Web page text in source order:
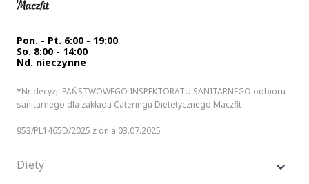
Pon. - Pt. 6:00 - 19:00
So. 8:00 - 14:00
Nd. nieczynne
*Nr decyzji PAŃSTWOWEGO INSPEKTORATU SANITARNEGO odbioru
sanitarnego dla zakładu Cateringu Dietetycznego Maczfit
953/PL1465D/2025 z dnia 03.07.2025
Diety